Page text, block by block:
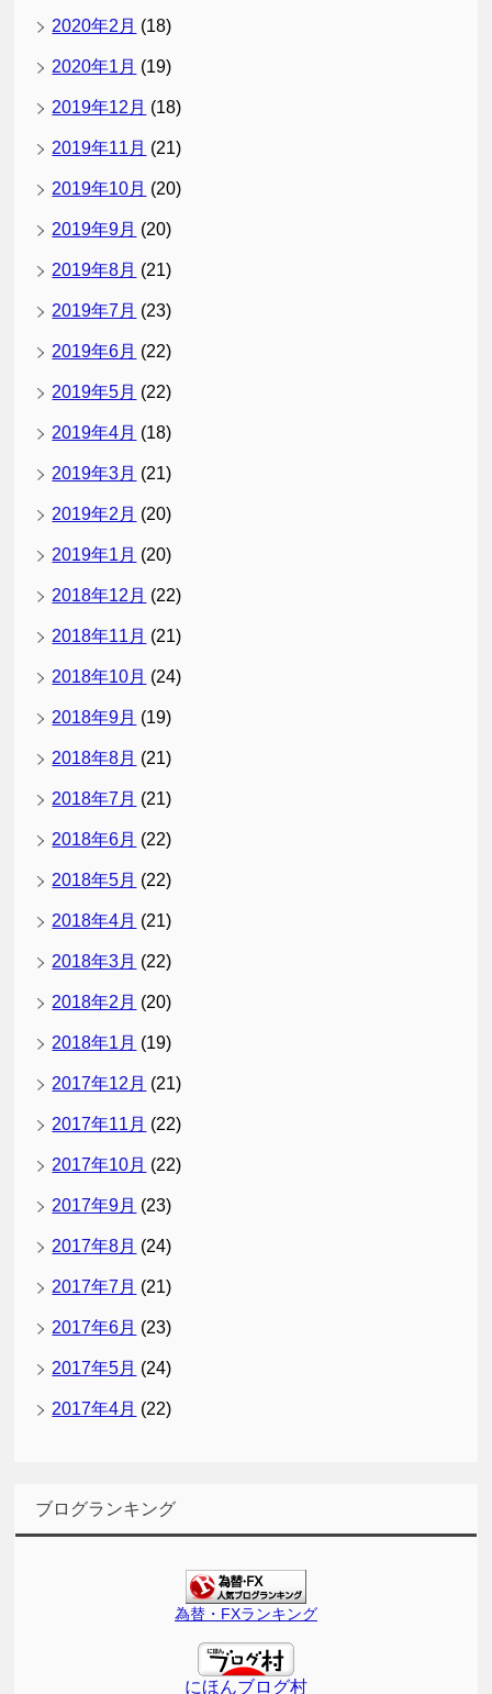
2020年2月 (18)
2020年1月 (19)
2019年12月 (18)
2019年11月 (21)
2019年10月 (20)
2019年9月 (20)
2019年8月 (21)
2019年7月 (23)
2019年6月 (22)
2019年5月 (22)
2019年4月 (18)
2019年3月 (21)
2019年2月 (20)
2019年1月 (20)
2018年12月 (22)
2018年11月 (21)
2018年10月 (24)
2018年9月 (19)
2018年8月 (21)
2018年7月 (21)
2018年6月 (22)
2018年5月 (22)
2018年4月 (21)
2018年3月 (22)
2018年2月 (20)
2018年1月 (19)
2017年12月 (21)
2017年11月 (22)
2017年10月 (22)
2017年9月 (23)
2017年8月 (24)
2017年7月 (21)
2017年6月 (23)
2017年5月 (24)
2017年4月 (22)
ブログランキング
為替・FXランキング
にほんブログ村